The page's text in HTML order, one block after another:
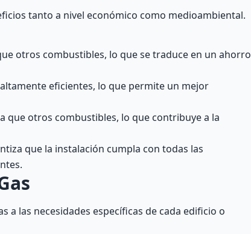
tanto a nivel económico como medioambiental.
otros combustibles, lo que se traduce en un ahorro
eficientes, lo que permite un mejor
que otros combustibles, lo que contribuye a la
que la instalación cumpla con todas las
a las necesidades específicas de cada edificio o